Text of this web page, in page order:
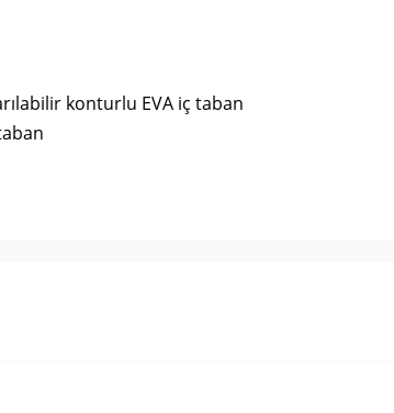
konturlu EVA iç taban